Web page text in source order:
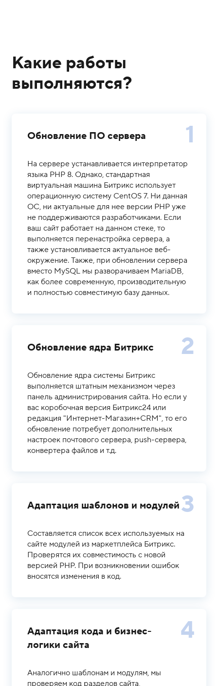
Какие работы
выполняются?
1
Обновление ПО сервера
На сервере устанавливается интерпретатор
языка PHP 8. Однако, стандартная
виртуальная машина Битрикс использует
операционную систему CentOS 7. Ни данная
ОС, ни актуальные для нее версии PHP уже
не поддерживаются разработчиками. Если
ваш сайт работает на данном стеке, то
выполняется перенастройка сервера, а
также установливается актуальное веб-
окружение. Также, при обновлении сервера
вместо MySQL мы разворачиваем MariaDB,
как более современную, производительную
и полностью совместимую базу данных.
2
Обновление ядра Битрикс
Обновление ядра системы Битрикс
выполняется штатным механизмом через
панель администрирования сайта. Но если у
вас коробочная версия Битрикс24 или
редакция "Интернет-Магазин+CRM", то его
обновление потребует дополнительных
настроек почтового сервера, push-сервера,
конвертера файлов и т.д.
3
Адаптация шаблонов и модулей
Составляется список всех используемых на
сайте модулей из маркетплейса Битрикс.
Проверятся их совместимость с новой
версией PHP. При возникновении ошибок
вносятся изменения в код.
4
Адаптация кода и бизнес-
логики сайта
Аналогично шаблонам и модулям, мы
проверяем код разделов сайта,